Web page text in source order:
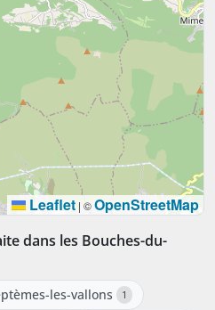
Leaflet | ©OpenStreetMap
dans les Bouches-du-
les-vallons 1